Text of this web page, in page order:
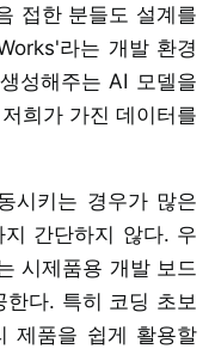
접한 분들도 설계를
라는 개발 환경
성해주는 AI 모델을
희가 가진 데이터를
시키는 경우가 많은
간단하지 않다. 우
시제품용 개발 보드
다. 특히 코딩 초보
제품을 쉽게 활용할